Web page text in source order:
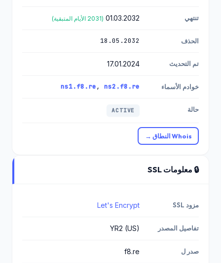
تنتهي 01.03.2032 (2031 الأيام المتبقية)
الحذف 18.05.2032
تم التحديث 17.01.2024
خوادم الأسماء ns1.f8.re, ns2.f8.re
حالة ACTIVE
Whois النطاق →
🔒 معلومات SSL
مزود SSL Let's Encrypt
تفاصيل المصدر YR2 (US)
صدر ل f8.re